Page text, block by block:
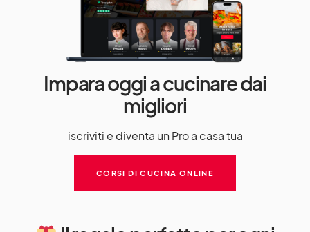
Impara oggi a cucinare dai
migliori
iscriviti e diventa un Pro a casa tua
CORSI DI CUCINA ONLINE